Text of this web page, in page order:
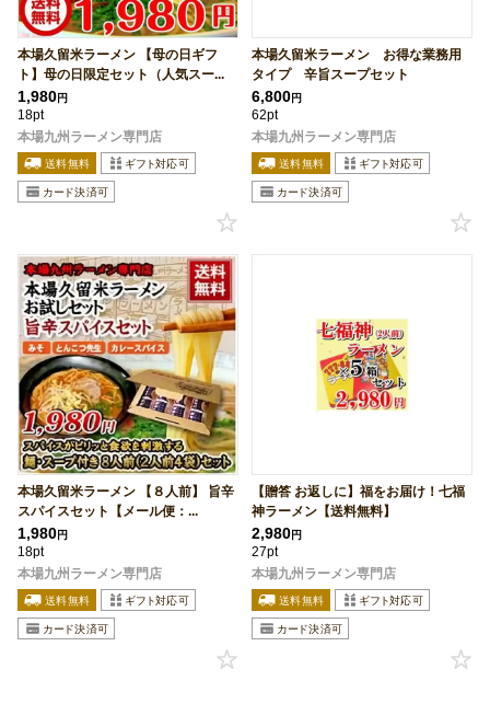
本場久留米ラーメン 【母の日ギフ
ト】母の日限定セット（人気スー...
1,980円
18pt
本場九州ラーメン専門店
本場久留米ラーメン お得な業務用
タイプ 辛旨スープセット
6,800円
62pt
本場九州ラーメン専門店
本場久留米ラーメン 【８人前】 旨辛
スパイスセット【メール便：...
1,980円
18pt
本場九州ラーメン専門店
【贈答 お返しに】福をお届け！七福
神ラーメン【送料無料】
2,980円
27pt
本場九州ラーメン専門店